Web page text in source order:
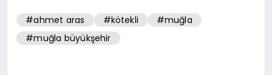
#ahmet aras #kötekli
#muğla
#muğla büyükşehir